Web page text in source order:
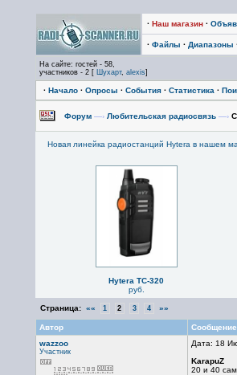
· Наш магазин·
· Файлы · Диапазоны
На сайте: гостей - 58,
участников - 2 [ Шухарт, alexis]
· Начало· Опросы · События· Статистика ·
Форум —› Любительская радиосвязь —›
Новая линейка радиостанций Hytera в нашем
Hytera TC-320
руб.
Страница: «« 1 2 3 4 »»
Автор
Сообщение
wazzoo
Участник
Дата: 18
KarapuZ
20 и 40